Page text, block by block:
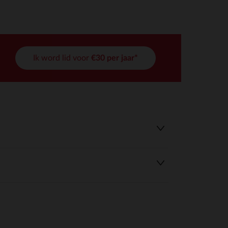
Ik word lid voor €30 per jaar*